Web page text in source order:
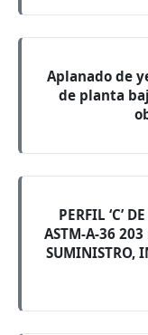
Aplanado de
de planta
PERFIL ‘C’
ASTM-A-36
SUMINISTRO,